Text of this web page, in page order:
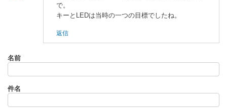
で。
キーとLEDは当時の一つの目標でしたね。
返信
名前
件名